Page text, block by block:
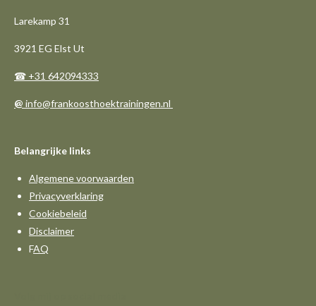
Larekamp 31
3921 EG Elst Ut
☎ +31 642094333
@ info@frankoosthoektrainingen.nl
Belangrijke links
Algemene voorwaarden
Privacyverklaring
Cookiebeleid
Disclaimer
FAQ